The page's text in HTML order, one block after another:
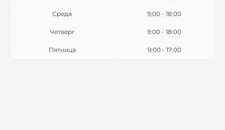
Среда 9:00 - 18:00
Четверг 9:00 - 18:00
Пятница 9:00 - 17:00